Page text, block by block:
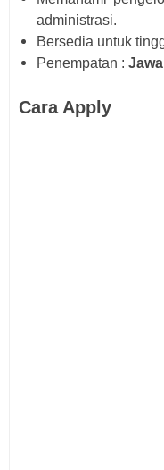
administrasi.
Bersedia untuk
Penempatan :
Cara Apply